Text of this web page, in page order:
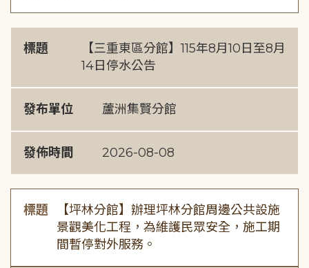
標題
【三重東區分館】115年8月10日至8月
14日停水公告
發布單位 蘆洲集賢分館
發佈時間 2026-08-08
標題
【坪林分館】辦理坪林分館周邊公共設施
景觀美化工程，為維護民眾安全，施工期
間暫停對外服務。